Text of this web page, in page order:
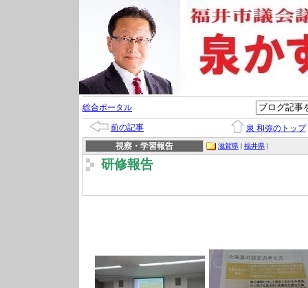
総合ポータル
前の記事
泉 和弥のトップ
視察・学習報告
滋賀県 | 福井県 |
研修報告